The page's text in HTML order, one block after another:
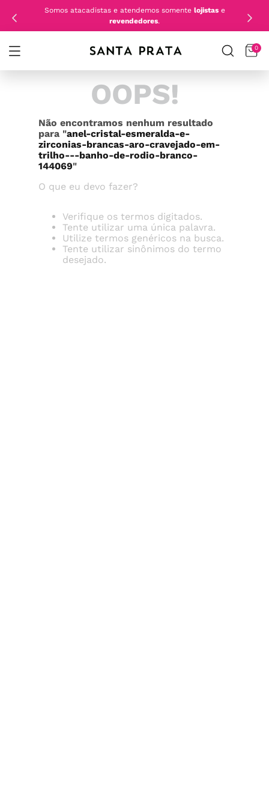
Somos atacadistas e atendemos somente lojistase
revendedores.
0
OOPS!
Não encontramos nenhum resultado
para "anel-cristal-esmeralda-e-
zirconias-brancas-aro-cravejado-em-
trilho---banho-de-rodio-branco-
144069"
O que eu devo fazer?
Verifique os termos digitados.
Tente utilizar uma única palavra.
Utilize termos genéricos na busca.
Tente utilizar sinônimos do termo
desejado.